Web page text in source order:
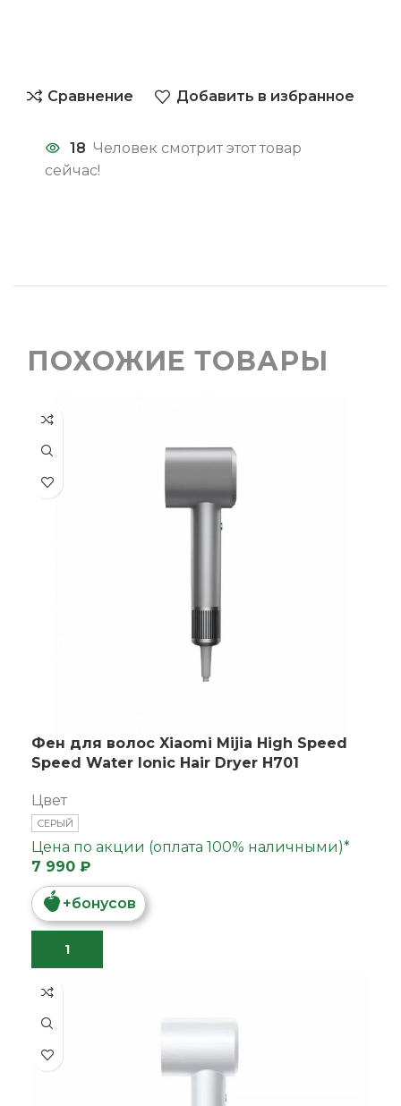
Сравнение Добавить в избранное
18 Человек смотрит этот товар
сейчас!
ПОХОЖИЕ ТОВАРЫ
Фен для волос Xiaomi Mijia High Speed
Speed Water lonic Hair Dryer H701
Цвет
СЕРЫЙ
Цена по акции (оплата 100% наличными)*
7 990 ₽
+бонусов